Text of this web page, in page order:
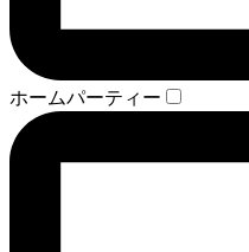
ホームパーティー